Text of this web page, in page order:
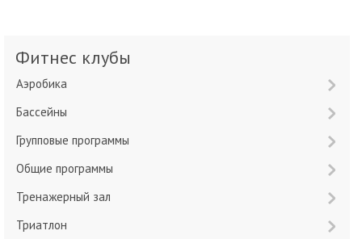
Фитнес клубы
Аэробика
Бассейны
Групповые программы
Общие программы
Тренажерный зал
Триатлон